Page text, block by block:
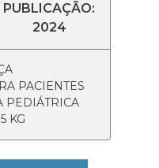
PUBLICAÇÃO:
2024
PACIENTES
PEDIÁTRICA
KG